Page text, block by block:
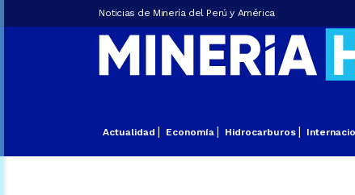
Noticias de Minería del Perú y América
Actualidad Economía Hidrocarburos